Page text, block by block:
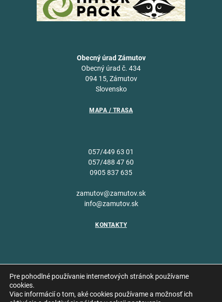
Obecný úrad Zámutov
Obecný úrad č. 434
094 15, Zámutov
Slovensko
MAPA / TRASA
057/449 63 01
057/488 47 60
0905 837 635
zamutov@zamutov.sk
info@zamutov.sk
KONTAKTY
Copyright © 2026 Obec
Pre pohodlné používanie internetových stránok používame
cookies.
Viac informácií o tom, aké cookies používame a možnosť ich